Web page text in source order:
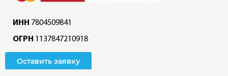
ИНН 7804509841
ОГРН 1137847210918
Оставить заявку